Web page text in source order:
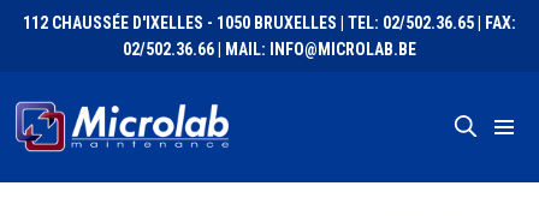
112 CHAUSSÉE D'IXELLES - 1050 BRUXELLES | TEL: 02/502.36.65 | FAX:
02/502.36.66 | MAIL: INFO@MICROLAB.BE